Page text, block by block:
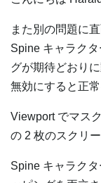
また別の問題に
Spine キャラク
グが期待どおり
無効にすると正常
Viewport でマス
の 2 枚のスクリ
Spine キャラク